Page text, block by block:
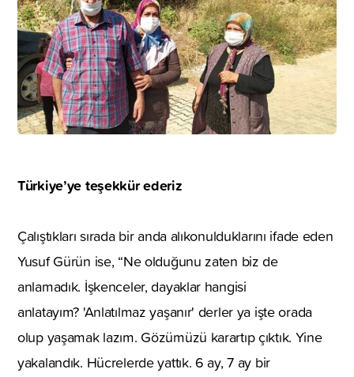
Türkiye’ye teşekkür ederiz
Çalıştıkları sırada bir anda alıkonulduklarını ifade eden
Yusuf Gürün ise, “Ne olduğunu zaten biz de
anlamadık. İşkenceler, dayaklar hangisi
anlatayım? 'Anlatılmaz yaşanır' derler ya işte orada
olup yaşamak lazım. Gözümüzü karartıp çıktık. Yine
yakalandık. Hücrelerde yattık. 6 ay, 7 ay bir